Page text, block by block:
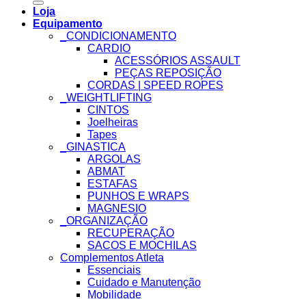
Loja
Equipamento
_CONDICIONAMENTO
CARDIO
ACESSÓRIOS ASSAULT
PEÇAS REPOSIÇÃO
CORDAS | SPEED ROPES
_WEIGHTLIFTING
CINTOS
Joelheiras
Tapes
_GINASTICA
ARGOLAS
ABMAT
ESTAFAS
PUNHOS E WRAPS
MAGNESIO
_ORGANIZAÇÃO
RECUPERAÇÃO
SACOS E MOCHILAS
Complementos Atleta
Essenciais
Cuidado e Manutenção
Mobilidade